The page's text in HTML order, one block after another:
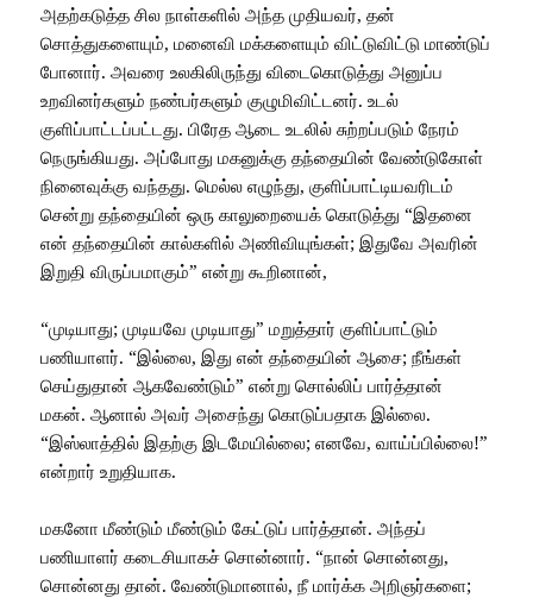
அதற்கடுத்த சில நாள்களில் அந்த முதியவர், தன்
சொத்துகளையும், மனைவி மக்களையும் விட்டுவிட்டு மாண்டுப்
போனார். அவரை உலகிலிருந்து விடைகொடுத்து அனுப்ப
உறவினர்களும் நண்பர்களும் குழுமிவிட்டனர். உடல்
குளிப்பாட்டப்பட்டது. பிரேத ஆடை உடலில் சுற்றப்படும் நேரம்
நெருங்கியது. அப்போது மகனுக்கு தந்தையின் வேண்டுகோள்
நினைவுக்கு வந்தது. மெல்ல எழுந்து, குளிப்பாட்டியவரிடம்
சென்று தந்தையின் ஒரு காலுறையைக் கொடுத்து “இதனை
என் தந்தையின் கால்களில் அணிவியுங்கள்; இதுவே அவரின்
இறுதி விருப்பமாகும்” என்று கூறினான்,
“முடியாது; முடியவே முடியாது” மறுத்தார் குளிப்பாட்டும்
பணியாளர். “இல்லை, இது என் தந்தையின் ஆசை; நீங்கள்
செய்துதான் ஆகவேண்டும்” என்று சொல்லிப் பார்த்தான்
மகன். ஆனால் அவர் அசைந்து கொடுப்பதாக இல்லை.
“இஸ்லாத்தில் இதற்கு இடமேயில்லை; எனவே, வாய்ப்பில்லை!”
என்றார் உறுதியாக.
மகனோ மீண்டும் மீண்டும் கேட்டுப் பார்த்தான். அந்தப்
பணியாளர் கடைசியாகச் சொன்னார். “நான் சொன்னது,
சொன்னது தான். வேண்டுமானால், நீ மார்க்க அறிஞர்களை;